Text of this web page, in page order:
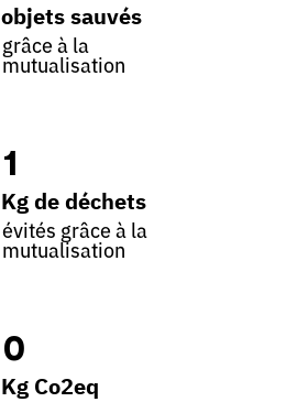
objets sauvés
grâce à la
mutualisation
1
Kg de déchets
évités grâce à la
mutualisation
0
Kg Co2eq